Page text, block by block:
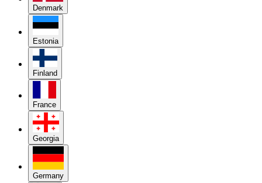
Denmark
Estonia
Finland
France
Georgia
Germany